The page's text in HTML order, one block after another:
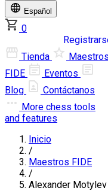
Español
0
Tienda
Maestros
FIDE
Eventos
Blog
Contáctanos
More chess tools
and features
Inicio
/
Maestros FIDE
/
Alexander Motylev